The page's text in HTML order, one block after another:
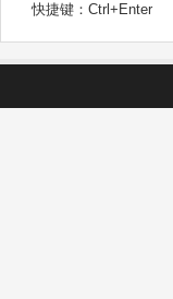
快捷键：Ctrl+Enter